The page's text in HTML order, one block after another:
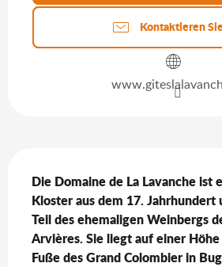
Kontaktieren
Die Domaine de La Lavanche ist
Kloster aus dem 17.
Teil des ehemaligen Weinbergs
Arvières. Sie liegt auf einer
Fuße des Grand Colombier in